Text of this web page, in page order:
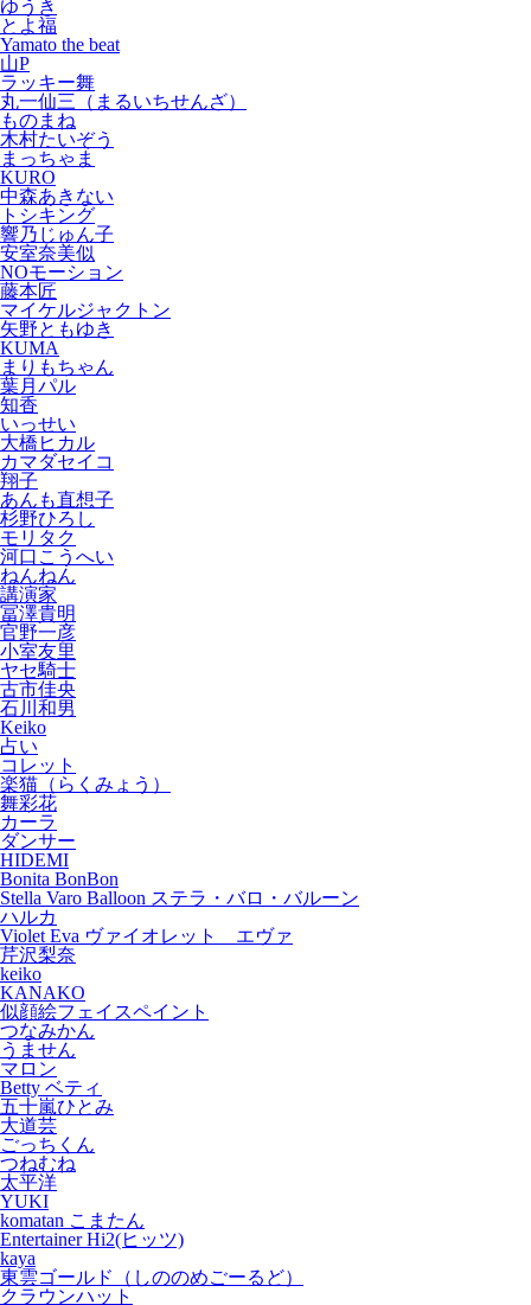
ゆうき
とよ福
Yamato the beat
山P
ラッキー舞
丸一仙三（まるいちせんざ）
ものまね
木村たいぞう
まっちゃま
KURO
中森あきない
トシキング
響乃じゅん子
安室奈美似
NOモーション
藤本匠
マイケルジャクトン
矢野ともゆき
KUMA
まりもちゃん
葉月パル
知香
いっせい
大橋ヒカル
カマダセイコ
翔子
あんも直想子
杉野ひろし
モリタク
河口こうへい
ねんねん
講演家
冨澤貴明
官野一彦
小室友里
ヤセ騎士
古市佳央
石川和男
Keiko
占い
コレット
楽猫（らくみょう）
舞彩花
カーラ
ダンサー
HIDEMI
Bonita BonBon
Stella Varo Balloon ステラ・バロ・バルーン
ハルカ
Violet Eva ヴァイオレット エヴァ
芹沢梨奈
keiko
KANAKO
似顔絵フェイスペイント
つなみかん
うません
マロン
Betty ベティ
五十嵐ひとみ
大道芸
ごっちくん
つねむね
太平洋
YUKI
komatan こまたん
Entertainer Hi2(ヒッツ)
kaya
東雲ゴールド（しののめごーるど）
クラウンハット